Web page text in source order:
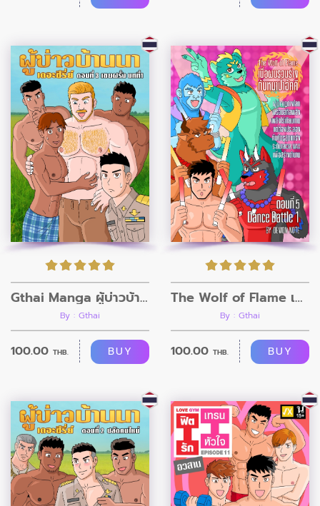
Gthai Manga ผู้บ่าวบ้านนา ตอนที่3
By : Gthai
100.00 THB. BUY
The Wolf of Flame เมื่อผมรวมร่างกับหมาป่าอัคคี ตอนที่5
By : Gthai
100.00 THB. BUY